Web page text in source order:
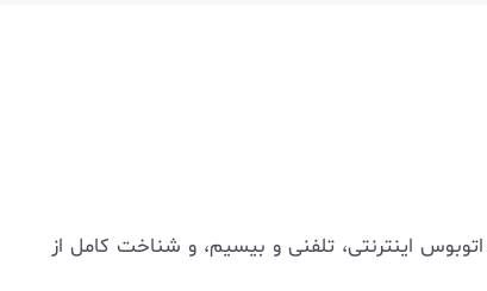
اینترنتی، تلفنی و بیسیم، و شناخت کامل از